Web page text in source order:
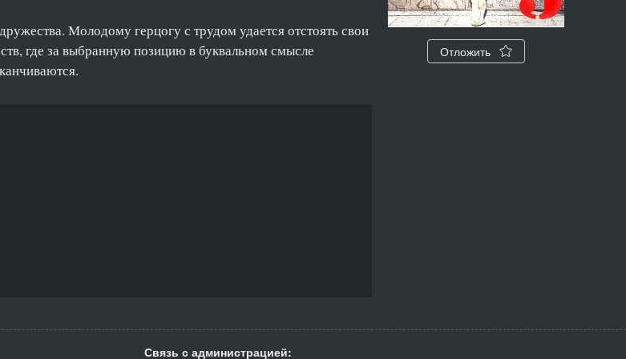
Отложить
Молодому герцогу с трудом удается отстоять свои
где за выбранную позицию в буквальном смысле
Связь с администрацией: